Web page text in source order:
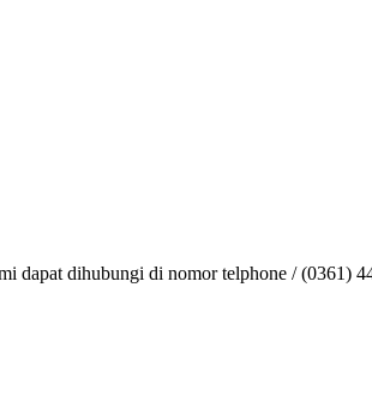
dapat dihubungi di nomor telphone / (0361)